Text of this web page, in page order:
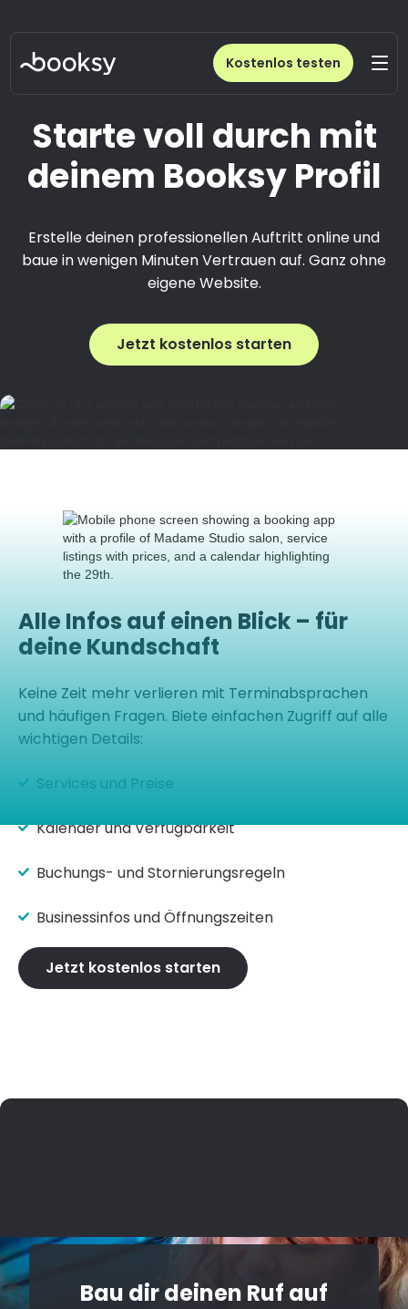
Kostenlos testen
Starte voll durch mit
deinem Booksy Profil
Erstelle deinen professionellen Auftritt online und
baue in wenigen Minuten Vertrauen auf. Ganz ohne
eigene Website.
Jetzt kostenlos starten
Alle Infos auf einen Blick – für
deine Kundschaft
Keine Zeit mehr verlieren mit Terminabsprachen
und häufigen Fragen. Biete einfachen Zugriff auf alle
wichtigen Details:
Services und Preise
Kalender und Verfügbarkeit
Buchungs- und Stornierungsregeln
Businessinfos und Öffnungszeiten
Jetzt kostenlos starten
Bau dir deinen Ruf auf